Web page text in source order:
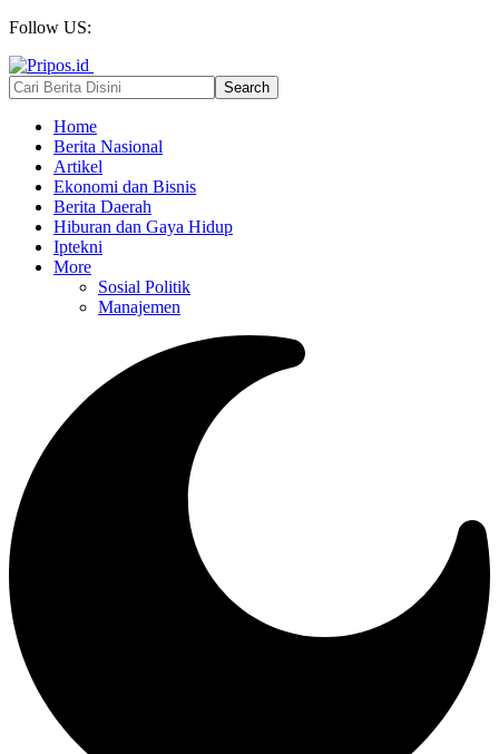
Follow US:
Home
Berita Nasional
Artikel
Ekonomi dan Bisnis
Berita Daerah
Hiburan dan Gaya Hidup
Iptekni
More
Sosial Politik
Manajemen